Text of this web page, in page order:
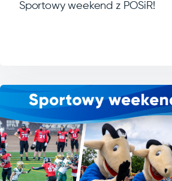
Sportowy weekend z POSiR!